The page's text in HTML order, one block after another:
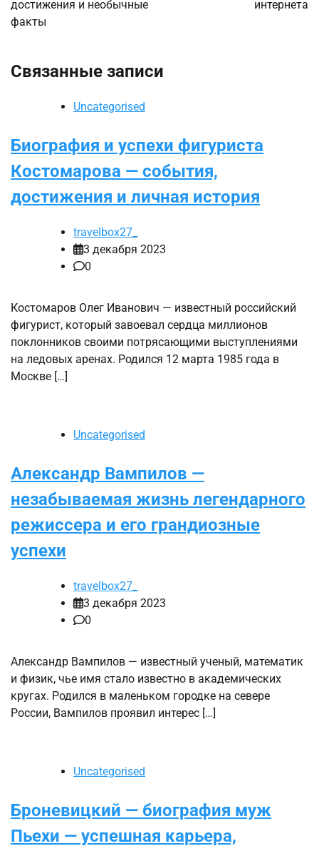
достижения и необычные
факты
интернета
Связанные записи
Uncategorised
Биография и успехи фигуриста
Костомарова — события,
достижения и личная история
travelbox27_
3 декабря 2023
0
Костомаров Олег Иванович — известный российский
фигурист, который завоевал сердца миллионов
поклонников своими потрясающими выступлениями
на ледовых аренах. Родился 12 марта 1985 года в
Москве […]
Uncategorised
Александр Вампилов —
незабываемая жизнь легендарного
режиссера и его грандиозные
успехи
travelbox27_
3 декабря 2023
0
Александр Вампилов — известный ученый, математик
и физик, чье имя стало известно в академических
кругах. Родился в маленьком городке на севере
России, Вампилов проявил интерес […]
Uncategorised
Броневицкий — биография муж
Пьехи — успешная карьера,